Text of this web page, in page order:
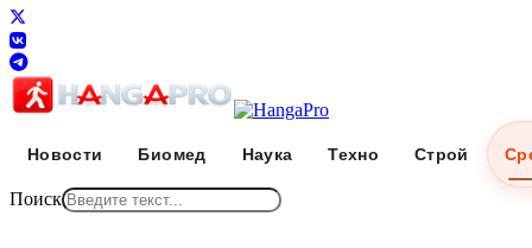
Новости Биомед Наука Техно Строй
Поиск